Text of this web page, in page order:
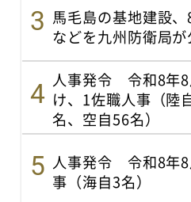
馬毛島の基地建設
などを九州防衛局が
人事発令 令和8年
け、1佐職人事（陸
名、空自56名）
人事発令 令和8年8
事（海自3名）